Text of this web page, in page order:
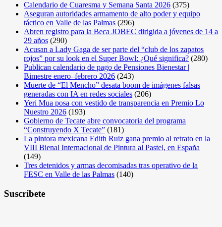
Calendario de Cuaresma y Semana Santa 2026 (375)
Aseguran autoridades armamento de alto poder y equipo
táctico en Valle de las Palmas (296)
Abren registro para la Beca JOBEC dirigida a jóvenes de 14 a
29 años (290)
Acusan a Lady Gaga de ser parte del “club de los zapatos
rojos” por su look en el Super Bowl: ¿Qué significa? (280)
Publican calendario de pago de Pensiones Bienestar |
Bimestre enero–febrero 2026 (243)
Muerte de “El Mencho” desata boom de imágenes falsas
generadas con IA en redes sociales (206)
Yeri Mua posa con vestido de transparencia en Premio Lo
Nuestro 2026 (193)
Gobierno de Tecate abre convocatoria del programa
“Construyendo X Tecate” (181)
La pintora mexicana Edith Ruiz gana premio al retrato en la
VIII Bienal Internacional de Pintura al Pastel, en España
(149)
Tres detenidos y armas decomisadas tras operativo de la
FESC en Valle de las Palmas (140)
Suscríbete